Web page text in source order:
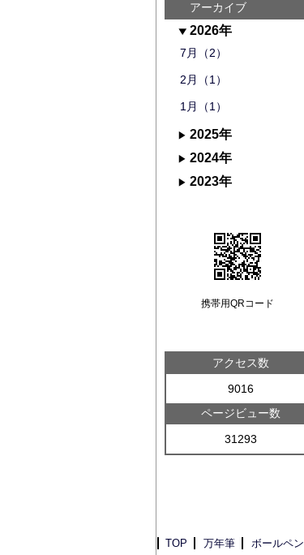
アーカイブ
2026年
7月（2）
2月（1）
1月（1）
2025年
2024年
2023年
携帯用QRコード
アクセス数
9016
ページビュー数
31293
TOP 万年筆 ボールペン